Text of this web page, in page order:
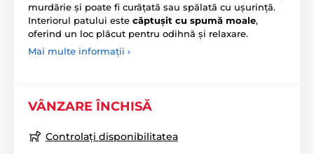
murdărie și poate fi curățată sau spălată cu ușurință.
Interiorul patului este căptușit cu spumă moale,
oferind un loc plăcut pentru odihnă și relaxare.
Mai multe informații ›
VÂNZARE ÎNCHISĂ
Controlați disponibilitatea